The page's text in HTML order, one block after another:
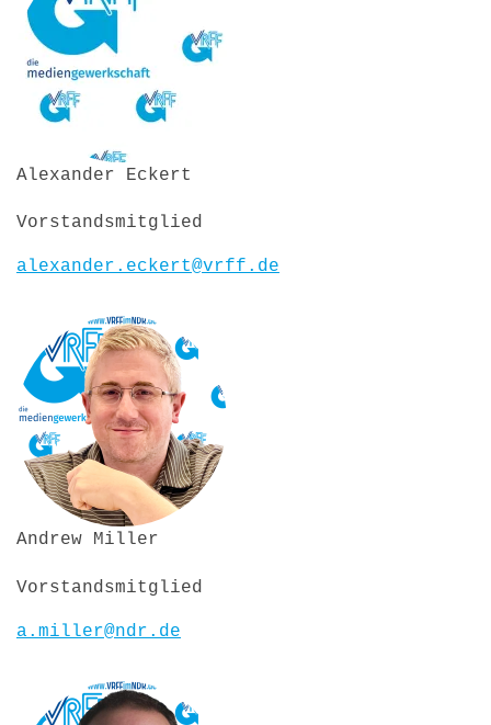
Alexander Eckert
Vorstandsmitglied
alexander.eckert@vrff.de
Andrew Miller
Vorstandsmitglied
a.miller@ndr.de